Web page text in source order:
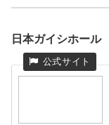
日本ガイシホール